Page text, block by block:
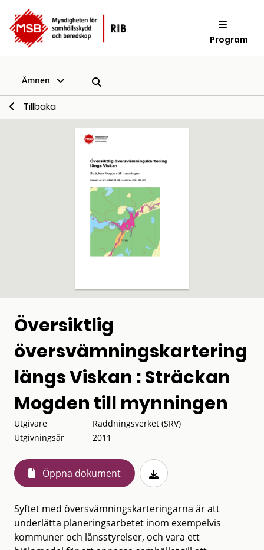
Program
Ämnen
Tillbaka
Översiktlig
översvämningskartering
längs Viskan : Sträckan
Mogden till mynningen
Utgivare
Räddningsverket (SRV)
Utgivningsår
2011
Öppna dokument
Syftet med översvämningskarteringarna är att
underlätta planeringsarbetet inom exempelvis
kommuner och länsstyrelser, och vara ett